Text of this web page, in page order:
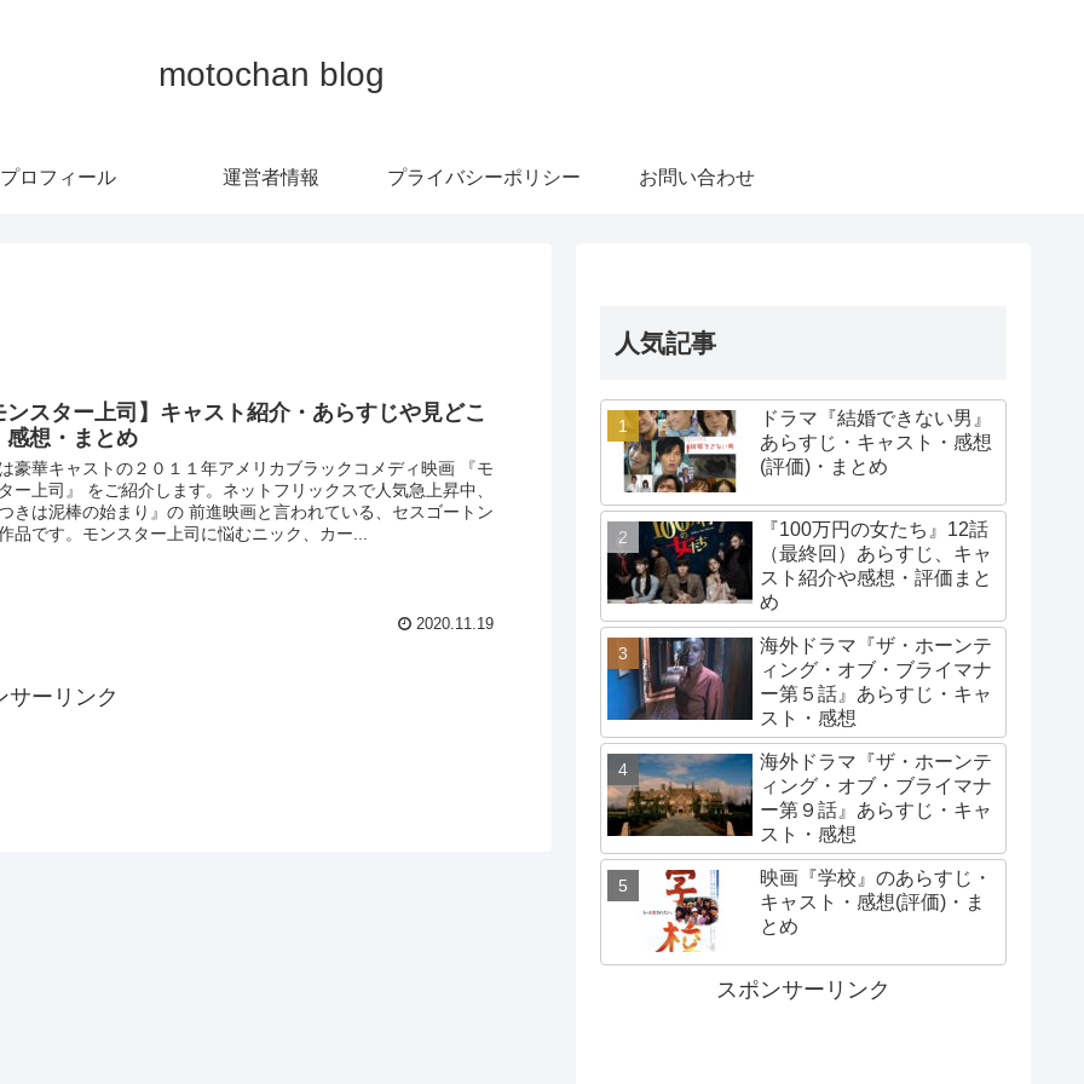
motochan blog
プロフィール 運営者情報 プライバシーポリシー お問い合わせ
ンスター上司】キャスト紹介・あらすじや見どこ
感想・まとめ
豪華キャストの２０１１年アメリカブラックコメディ映画 『モ
ー上司』 をご紹介します。ネットフリックスで人気急上昇中、
きは泥棒の始まり』の 前進映画と言われている、セスゴートン
品です。モンスター上司に悩むニック、カー...
2020.11.19
サーリンク
人気記事
ドラマ『結婚できない男』
あらすじ・キャスト・感想
(評価)・まとめ
『100万円の女たち』12話
（最終回）あらすじ、キャ
スト紹介や感想・評価まと
め
海外ドラマ『ザ・ホーンテ
ィング・オブ・ブライマナ
ー第５話』あらすじ・キャ
スト・感想
海外ドラマ『ザ・ホーンテ
ィング・オブ・ブライマナ
ー第９話』あらすじ・キャ
スト・感想
映画『学校』のあらすじ・
キャスト・感想(評価)・ま
とめ
スポンサーリンク